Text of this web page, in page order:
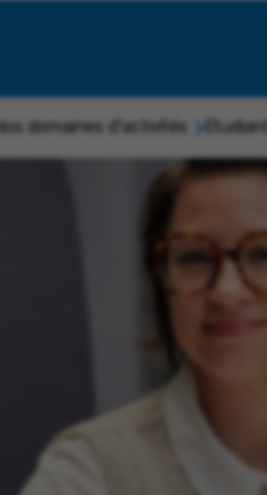
Nos domaines d'activités